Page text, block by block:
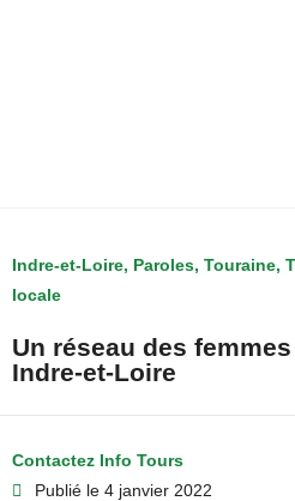
Indre-et-Loire, Paroles, Touraine,
locale
Un réseau des
Indre-et-Loire
Contactez Info Tours
Publié le 4 janvier 2022